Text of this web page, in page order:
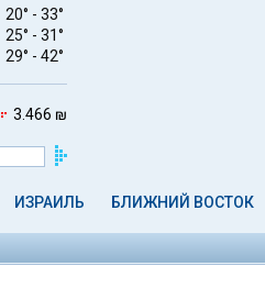
20° - 33°
25° - 31°
29° - 42°
3.466 ₪
ИЗРАИЛЬ БЛИЖНИЙ ВОСТОК